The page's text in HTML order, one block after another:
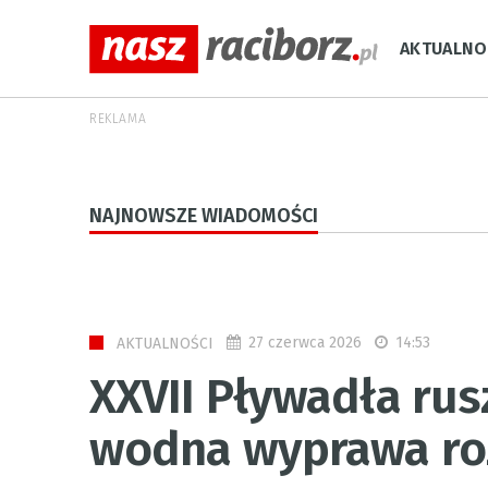
REKLAMA
NAJNOWSZE WIADOMOŚCI
AKTUALNOŚCI 27 czerwca 2026 14:53
XXVII Pływadła
wodna wyprawa